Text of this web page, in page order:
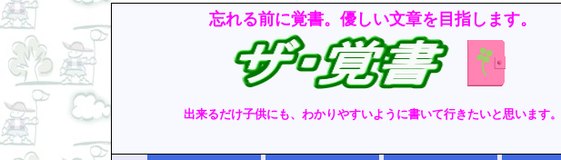
忘れる前に覚書。優しい文章を目指します。
出来るだけ子供にも、わかりやすいように書いて行きたいと思います。